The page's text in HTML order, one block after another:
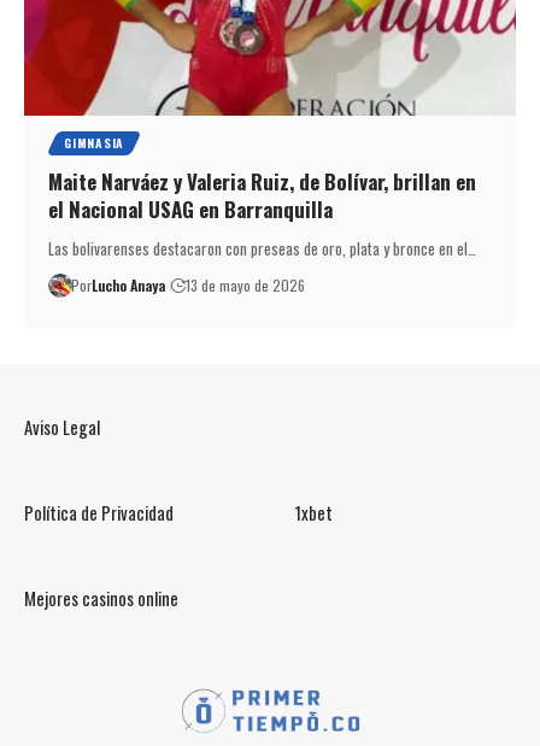
GIMNASIA
Maite Narváez y Valeria Ruiz, de Bolívar, brillan en
el Nacional USAG en Barranquilla
Las bolivarenses destacaron con preseas de oro, plata y bronce en el…
PorLucho Anaya 13 de mayo de 2026
Aviso Legal
Política de Privacidad 1xbet
Mejores casinos online